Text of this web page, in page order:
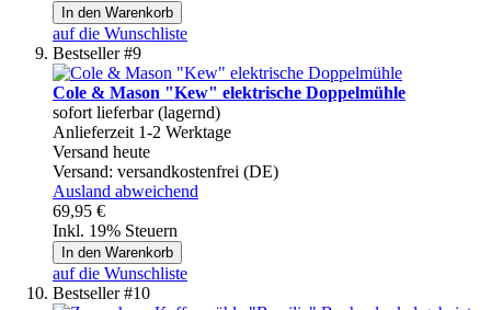
In den Warenkorb
auf die Wunschliste
Bestseller #9
Cole & Mason "Kew" elektrische Doppelmühle
sofort lieferbar (lagernd)
Anlieferzeit 1-2 Werktage
Versand heute
Versand: versandkostenfrei (DE)
Ausland abweichend
69,95 €
Inkl. 19% Steuern
In den Warenkorb
auf die Wunschliste
Bestseller #10